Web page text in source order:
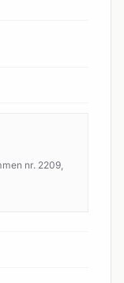
nr. 2209,